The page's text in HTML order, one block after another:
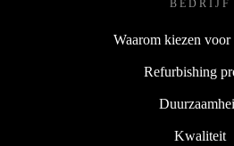
BEDRIJF
Waarom kiezen voor
Refurbishing
Kwaliteit